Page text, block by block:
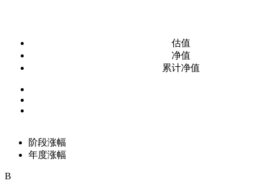
估值
净值
累计净值
阶段涨幅
年度涨幅
B